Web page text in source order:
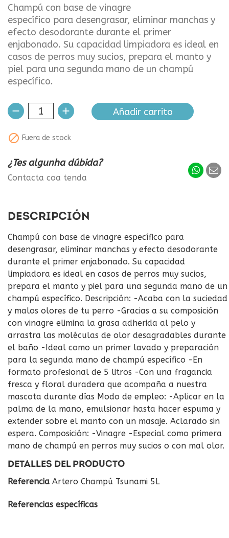
Champú con base de vinagre
específico para desengrasar, eliminar manchas y
efecto desodorante durante el primer
enjabonado. Su capacidad limpiadora es ideal en
casos de perros muy sucios, prepara el manto y
piel para una segunda mano de un champú
específico.
Añadir carrito
 Fuera de stock
¿Tes algunha dúbida?
Contacta coa tenda
DESCRIPCIÓN
Champú con base de vinagre específico para
desengrasar, eliminar manchas y efecto desodorante
durante el primer enjabonado. Su capacidad
limpiadora es ideal en casos de perros muy sucios,
prepara el manto y piel para una segunda mano de un
champú específico. Descripción: -Acaba con la suciedad
y malos olores de tu perro -Gracias a su composición
con vinagre elimina la grasa adherida al pelo y
arrastra las moléculas de olor desagradables durante
el baño -Ideal como un primer lavado y preparación
para la segunda mano de champú específico -En
formato profesional de 5 litros -Con una fragancia
fresca y floral duradera que acompaña a nuestra
mascota durante días Modo de empleo: -Aplicar en la
palma de la mano, emulsionar hasta hacer espuma y
extender sobre el manto con un masaje. Aclarado sin
espera. Composición: -Vinagre -Especial como primera
mano de champú en perros muy sucios o con mal olor.
DETALLES DEL PRODUCTO
Referencia Artero Champú Tsunami 5L
Referencias específicas